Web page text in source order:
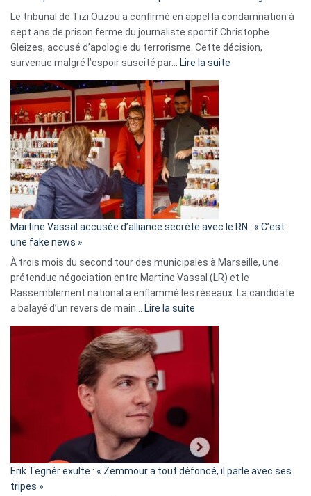
Le tribunal de Tizi Ouzou a confirmé en appel la condamnation à
sept ans de prison ferme du journaliste sportif Christophe
Gleizes, accusé d’apologie du terrorisme. Cette décision,
survenue malgré l’espoir suscité par…
Lire la suite
Algérie
Martine Vassal accusée d’alliance secrète avec le RN : « C’est
une fake news »
À trois mois du second tour des municipales à Marseille, une
prétendue négociation entre Martine Vassal (LR) et le
Rassemblement national a enflammé les réseaux. La candidate
a balayé d’un revers de main…
Lire la suite
d’alliance
secrète
«
C’est
Erik Tegnér exulte : « Zemmour a tout défoncé, il parle avec ses
tripes »